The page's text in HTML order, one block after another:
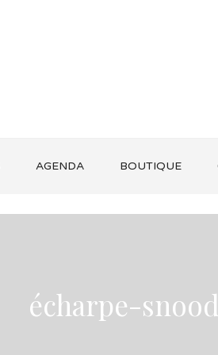
AGENDA BOUTIQUE
écharpe-